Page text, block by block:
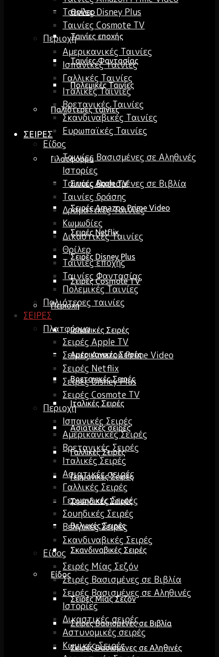
Θρίλερ
Ταινίες εποχής
Ταινίες Φαντασίας
Πολεμικές Ταινίες
Παλιότερες ταινίες
ΣΕΙΡΕΣ
Πλατφόρμα
Σειρές Apple TV
Σειρές Amazon Prime Video
Σειρές Netflix
Σειρές Disney Plus
Σειρές Cosmote TV
Περιοχή
Ισπανικές Σειρές
Αμερικανικές Σειρές
Βρετανικές Σειρές
Ιταλικές Σειρές
Ασιατικές σειρές
Γαλλικές Σειρές
Γερμανικές Σειρές
Σουηδικές Σειρές
Βελγικές Σειρές
Σκανδιναβικές Σειρές
Είδος
Σειρές Μίας Σεζόν
Σειρές Βασισμένες σε Βιβλία
Σειρές Βασισμένες σε Αληθινές
Ταινίες Disney Plus
Ταινίες Cosmote TV
Περιοχή
Αμερικανικές Ταινίες
Ισπανικές ταινίες
Γαλλικές Ταινίες
Ιταλικές Ταινίες
Βρετανικές Ταινίες
Σκανδιναβικές Ταινίες
Ευρωπαϊκές Ταινίες
Είδος
Ταινίες Βασισμένες σε Αληθινές
Ιστορίες
Ταινίες Βασισμένες σε Βιβλία
Ταινίες δράσης
Δραματικές Ταινίες
Κωμωδίες
Δικαστικές Ταινίες
Θρίλερ
Ταινίες εποχής
Ταινίες Φαντασίας
Πολεμικές Ταινίες
Παλιότερες ταινίες
ΣΕΙΡΕΣ
Πλατφόρμα
Σειρές Apple TV
Σειρές Amazon Prime Video
Σειρές Netflix
Σειρές Disney Plus
Σειρές Cosmote TV
Περιοχή
Ισπανικές Σειρές
Αμερικανικές Σειρές
Βρετανικές Σειρές
Ιταλικές Σειρές
Ασιατικές σειρές
Γαλλικές Σειρές
Γερμανικές Σειρές
Σουηδικές Σειρές
Βελγικές Σειρές
Σκανδιναβικές Σειρές
Είδος
Σειρές Μίας Σεζόν
Σειρές Βασισμένες σε Βιβλία
Σειρές Βασισμένες σε Αληθινές
Ιστορίες
Δικαστικές σειρές
Αστυνομικές σειρές
Κωμικές Σειρές